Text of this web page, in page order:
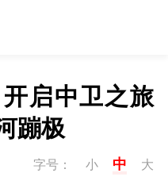
开启中卫之旅
蹦极
字号： 小 中 大